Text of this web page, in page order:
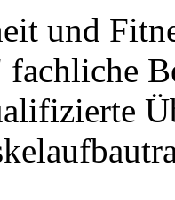
und
fachliche